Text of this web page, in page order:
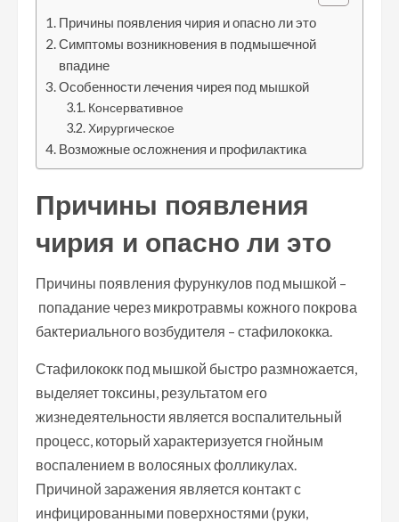
Причины появления чирия и опасно ли это
Симптомы возникновения в подмышечной
впадине
Особенности лечения чирея под мышкой
Консервативное
Хирургическое
Возможные осложнения и профилактика
Причины появления
чирия и опасно ли это
Причины появления фурункулов под мышкой –
попадание через микротравмы кожного покрова
бактериального возбудителя – стафилококка.
Стафилококк под мышкой быстро размножается,
выделяет токсины, результатом его
жизнедеятельности является воспалительный
процесс, который характеризуется гнойным
воспалением в волосяных фолликулах.
Причиной заражения является контакт с
инфицированными поверхностями (руки,